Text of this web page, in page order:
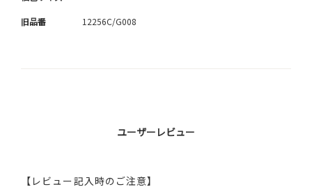
旧品番 12256C/G008
ユーザーレビュー
【レビュー記入時のご注意】